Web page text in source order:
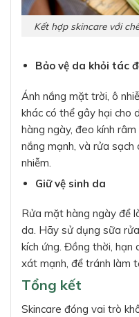
Kết hợp skincare với
Bảo vệ da khỏi tác
Ánh nắng mặt trời, ô
khác có thể gây hại cho
hàng ngày, đeo kính
nắng mạnh, và rửa
nhiễm.
Giữ vệ sinh da
Rửa mặt hàng ngày để
da. Hãy sử dụng sữa
kích ứng. Đồng thời,
xát mạnh, để tránh làm
Tổng kết
Skincare đóng vai trò